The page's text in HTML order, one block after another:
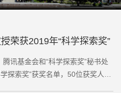
荣获2019年“科学探索奖”
讯基金会和“科学探索奖”秘书处
探索奖”获奖名单，50位获奖人在